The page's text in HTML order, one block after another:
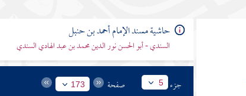
حاشية مسند الإمام أحمد بن حنبل
السندي - أبو الحسن نور الدين محمد بن عبد الهادي السندي
جزء 5 صفحة 173